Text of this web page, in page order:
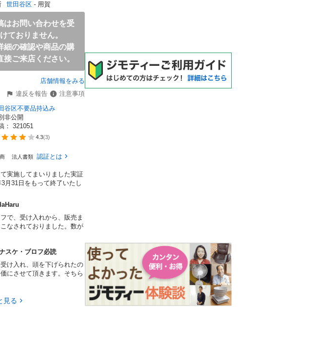
世田谷区 - 用賀
はお問い合わせを受
ておりません。
細の確認や商品の購
接ご来店ください。
店舗情報をみる
違反を報告
注意事項
谷区不要品持込み
非公開
： 321051
4.3(3)
法人書類 認証とは
実施してまいりました実証
月31日をもって終了いたし
で、受け入れから、販売ま
なされておりました。数が
スケ・ブロフ必読
け入れ、頭を下げられたの
にさせて頂きます。そちら
見る